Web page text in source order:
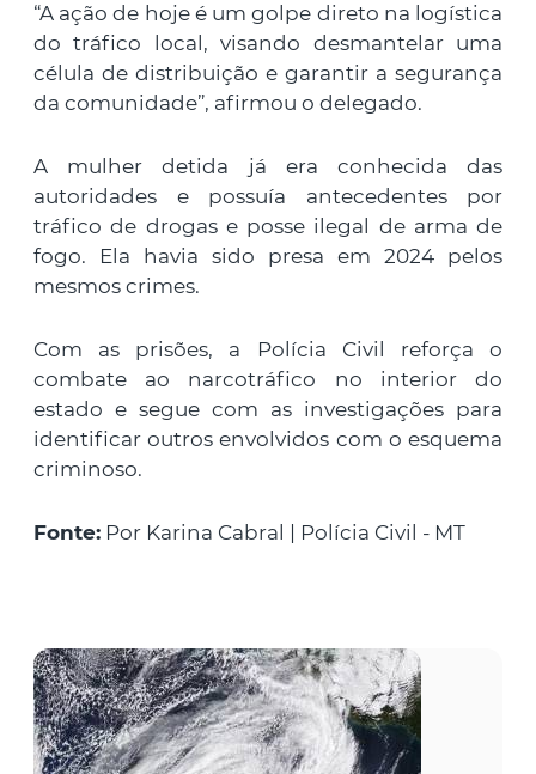
“A ação de hoje é um golpe direto na logística
do tráfico local, visando desmantelar uma
célula de distribuição e garantir a segurança
da comunidade”, afirmou o delegado.
A mulher detida já era conhecida das
autoridades e possuía antecedentes por
tráfico de drogas e posse ilegal de arma de
fogo. Ela havia sido presa em 2024 pelos
mesmos crimes.
Com as prisões, a Polícia Civil reforça o
combate ao narcotráfico no interior do
estado e segue com as investigações para
identificar outros envolvidos com o esquema
criminoso.
Fonte: Por Karina Cabral | Polícia Civil - MT